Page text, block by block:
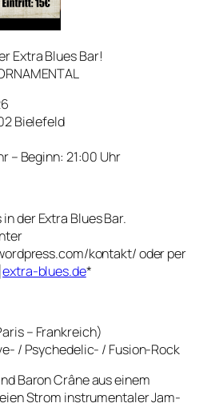
Extra Blues Bar!
Bielefeld
– Beginn: 21:00 Uhr
der Extra Blues Bar.
kontakt/ oder per
extra-blues.de*
– Frankreich)
/ Psychedelic- / Fusion-Rock
Baron Crâne aus einem
Strom instrumentaler Jam-